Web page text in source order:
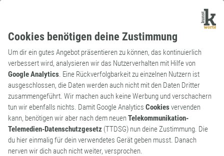
Cookies benötigen deine Zustimmung
Um dir ein gutes Angebot präsentieren zu können, das kontinuierlich
verbessert wird, analysieren wir das Nutzerverhalten mit Hilfe von
Google Analytics. Eine Rückverfolgbarkeit zu einzelnen Nutzern ist
ausgeschlossen, die Daten werden auch nicht mit den Daten Dritter
zusammengeführt. Wir machen auch keine Werbung und verschachern
tun wir ebenfalls nichts. Damit Google Analytics Cookiesvervenden
kann, benötigen wir aber nach dem neuenTelekommunikation-
Telemedien-Datenschutzgesetz (TTDSG) nun deine Zustimmung. Die
du hier einmalig für dein verwendetes Gerät geben musst. Danach
nerven wir dich auch nicht weiter, versprochen.
Neologismus
Substantiv
Spam
Ursprünglich ein Begriff für billiges
Dosenfleisch, wird Spam heute vorwiegend
mit unerwünschter elektronischer